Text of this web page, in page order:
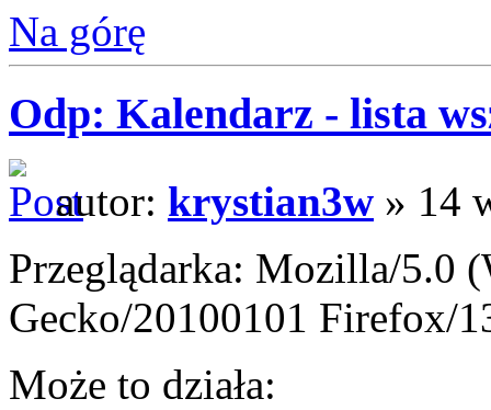
Na górę
Odp: Kalendarz - lista
autor: krystian3w » 14
Przeglądarka: Mozilla/5.0
Gecko/20100101 Firefox/
Może to działa: